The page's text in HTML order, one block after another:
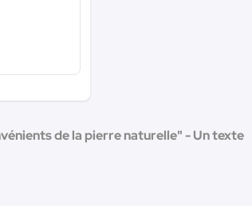
de la pierre naturelle" - Un texte